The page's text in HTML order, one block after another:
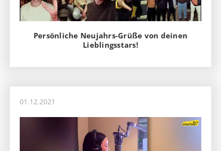
Persönliche Neujahrs-Grüße von deinen
Lieblingsstars!
01.12.2021